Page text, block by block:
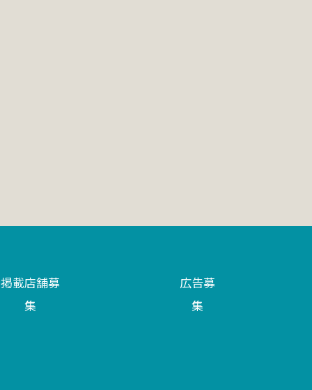
掲載店舗募
集
広告募
集